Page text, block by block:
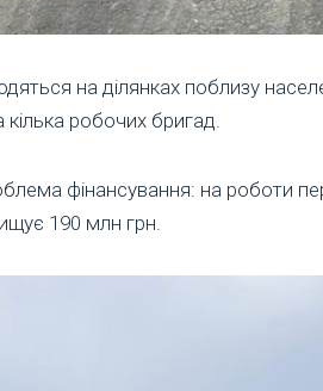
на ділянках поблизу
робочих бригад.
фінансування: на роботи
190 млн грн.